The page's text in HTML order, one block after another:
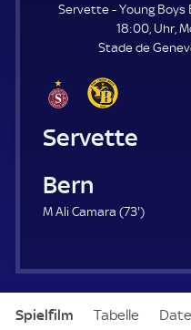
Servette - Young Boys
18:00, Uhr,
Stade de
Servette
Young Boys
M Ali Camara (73'7
)
Spielfilm Tabelle